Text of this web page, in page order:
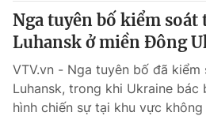
Nga tuyên bố kiểm soát
Luhansk ở miền Đông
VTV.vn - Nga tuyên bố đã
Luhansk, trong khi Ukraine
hình chiến sự tại khu vực